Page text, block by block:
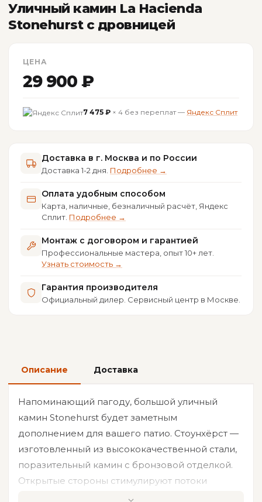
Уличный камин La Hacienda
Stonehurst с дровницей
ЦЕНА
29 900 ₽
7 475 ₽ × 4 без переплат — Яндекс Сплит
Доставка в г. Москва и по России
Доставка 1-2 дня. Подробнее →
Оплата удобным способом
Карта, наличные, безналичный расчёт, Яндекс
Сплит. Подробнее →
Монтаж с договором и гарантией
Профессиональные мастера, опыт 10+ лет.
Узнать стоимость →
Гарантия производителя
Официальный дилер. Сервисный центр в Москве.
Описание Доставка
Напоминающий пагоду, большой уличный
камин Stonehurst будет заметным
дополнением для вашего патио. Стоунхёрст —
изготовленный из высококачественной стали,
поразительный камин с бронзовой отделкой.
Открытые стороны стимулируют потоки
воздуха, чтобы раздуть огонь и создать